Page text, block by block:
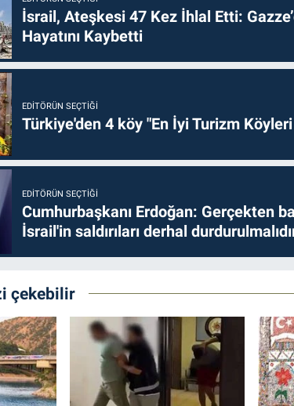
İsrail, Ateşkesi 47 Kez İhlal Etti:
Hayatını Kaybetti
EDITÖRÜN SEÇTIĞI
Türkiye'den 4 köy "En İyi Turizm
EDITÖRÜN SEÇTIĞI
Cumhurbaşkanı Erdoğan: Gerçekten
İsrail'in saldırıları derhal
çekebilir